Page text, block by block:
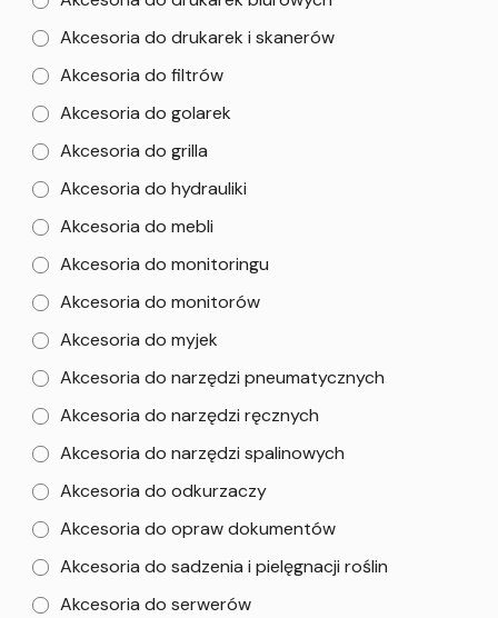
Akcesoria do drukarek i skanerów
Akcesoria do filtrów
Akcesoria do golarek
Akcesoria do grilla
Akcesoria do hydrauliki
Akcesoria do mebli
Akcesoria do monitoringu
Akcesoria do monitorów
Akcesoria do myjek
Akcesoria do narzędzi pneumatycznych
Akcesoria do narzędzi ręcznych
Akcesoria do narzędzi spalinowych
Akcesoria do odkurzaczy
Akcesoria do opraw dokumentów
Akcesoria do sadzenia i pielęgnacji roślin
Akcesoria do serwerów